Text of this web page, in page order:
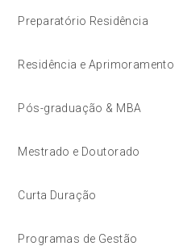
Preparatório Residência
Residência e Aprimoramento
Pós-graduação & MBA
Mestrado e Doutorado
Curta Duração
Programas de Gestão